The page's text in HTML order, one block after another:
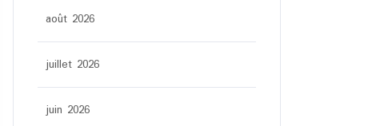
août 2026
juillet 2026
juin 2026